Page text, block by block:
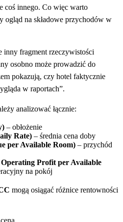
coś innego. Co więc warto
ogląd na składowe przychodów w
fragment rzeczywistości
osobno może prowadzić do
pokazują, czy hotel faktycznie
w raportach”.
analizować łącznie:
– obłożenie
Rate) – średnia cena doby
per Available Room) – przychód
Profit per Available
na pokój
mogą osiągać różnice rentowności